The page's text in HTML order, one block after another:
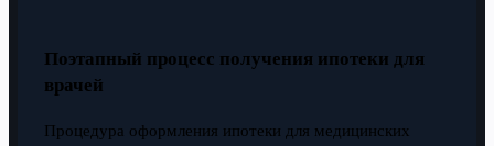
Поэтапный процесс получения ипотеки для
врачей
Процедура оформления ипотеки для медицинских